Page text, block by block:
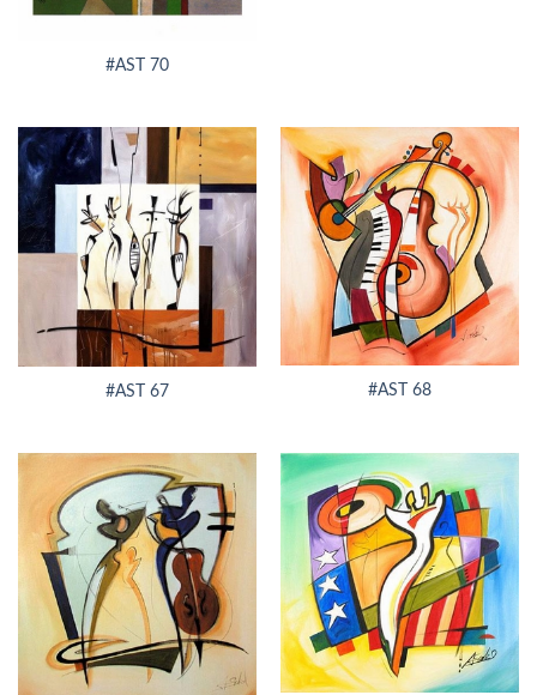
#AST 70
#AST 67 #AST 68